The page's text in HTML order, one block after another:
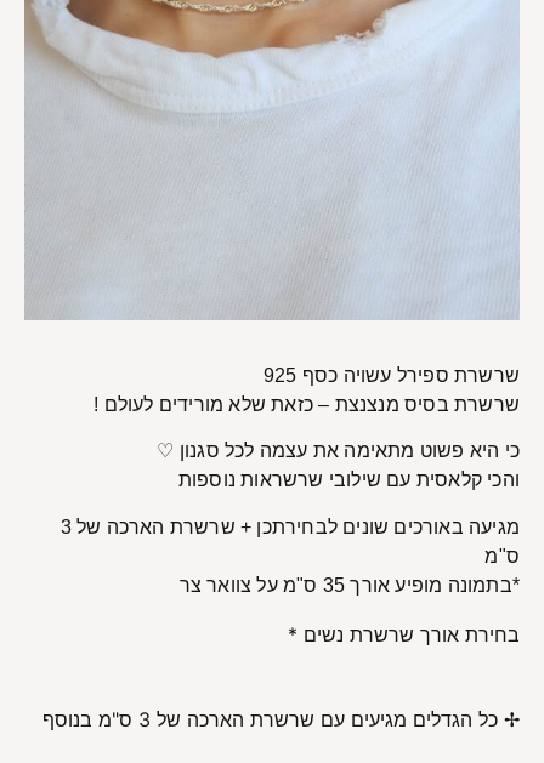
שרשרת ספירל עשויה כסף 925
שרשרת בסיס מנצנצת – כזאת שלא מורידים לעולם !
כי היא פשוט מתאימה את עצמה לכל סגנון ♡
והכי קלאסית עם שילובי שרשראות נוספות
מגיעה באורכים שונים לבחירתכן + שרשרת הארכה של 3
ס"מ
*בתמונה מופיע אורך 35 ס"מ על צוואר צר
בחירת אורך שרשרת נשים *
✢ כל הגדלים מגיעים עם שרשרת הארכה של 3 ס"מ בנוסף